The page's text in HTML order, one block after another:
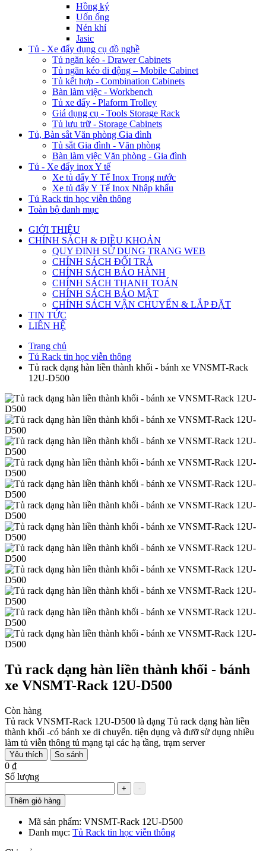
Hồng ký
Uốn ống
Nén khí
Jasic
Tủ - Xe đẩy dụng cụ đồ nghề
Tủ ngăn kéo - Drawer Cabinets
Tủ ngăn kéo di động – Mobile Cabinet
Tủ kết hợp - Combination Cabinets
Bàn làm việc - Workbench
Tủ xe đẩy - Plaform Trolley
Giá dụng cụ - Tools Storage Rack
Tủ lưu trữ - Storage Cabinets
Tủ, Bàn sắt Văn phòng Gia đình
Tủ sắt Gia đình - Văn phòng
Bàn làm việc Văn phòng - Gia đình
Tủ - Xe đẩy inox Y tế
Xe tủ đẩy Y Tế Inox Trong nước
Xe tủ đẩy Y Tế Inox Nhập khẩu
Tủ Rack tin học viễn thông
Toàn bộ danh mục
GIỚI THIỆU
CHÍNH SÁCH & ĐIỀU KHOẢN
QUY ĐỊNH SỬ DỤNG TRANG WEB
CHÍNH SÁCH ĐỔI TRẢ
CHÍNH SÁCH BẢO HÀNH
CHÍNH SÁCH THANH TOÁN
CHÍNH SÁCH BẢO MẬT
CHÍNH SÁCH VẬN CHUYỂN & LẮP ĐẶT
TIN TỨC
LIÊN HỆ
Trang chủ
Tủ Rack tin học viễn thông
Tủ rack dạng hàn liền thành khối - bánh xe VNSMT-Rack
12U-D500
Tủ rack dạng hàn liền thành khối - bánh
xe VNSMT-Rack 12U-D500
Còn hàng
Tủ rack VNSMT-Rack 12U-D500 là dạng Tủ rack dạng hàn liền
thành khối -có bánh xe di chuyển. tiện dụng và đưỡ sử dụng nhiều
làm tủ viễn thông tủ mạng tại các hạ tầng, trạm server
Yêu thích So sánh
0 ₫
Số lượng
+
-
Thêm giỏ hàng
Mã sản phẩm: VNSMT-Rack 12U-D500
Danh mục: Tủ Rack tin học viễn thông